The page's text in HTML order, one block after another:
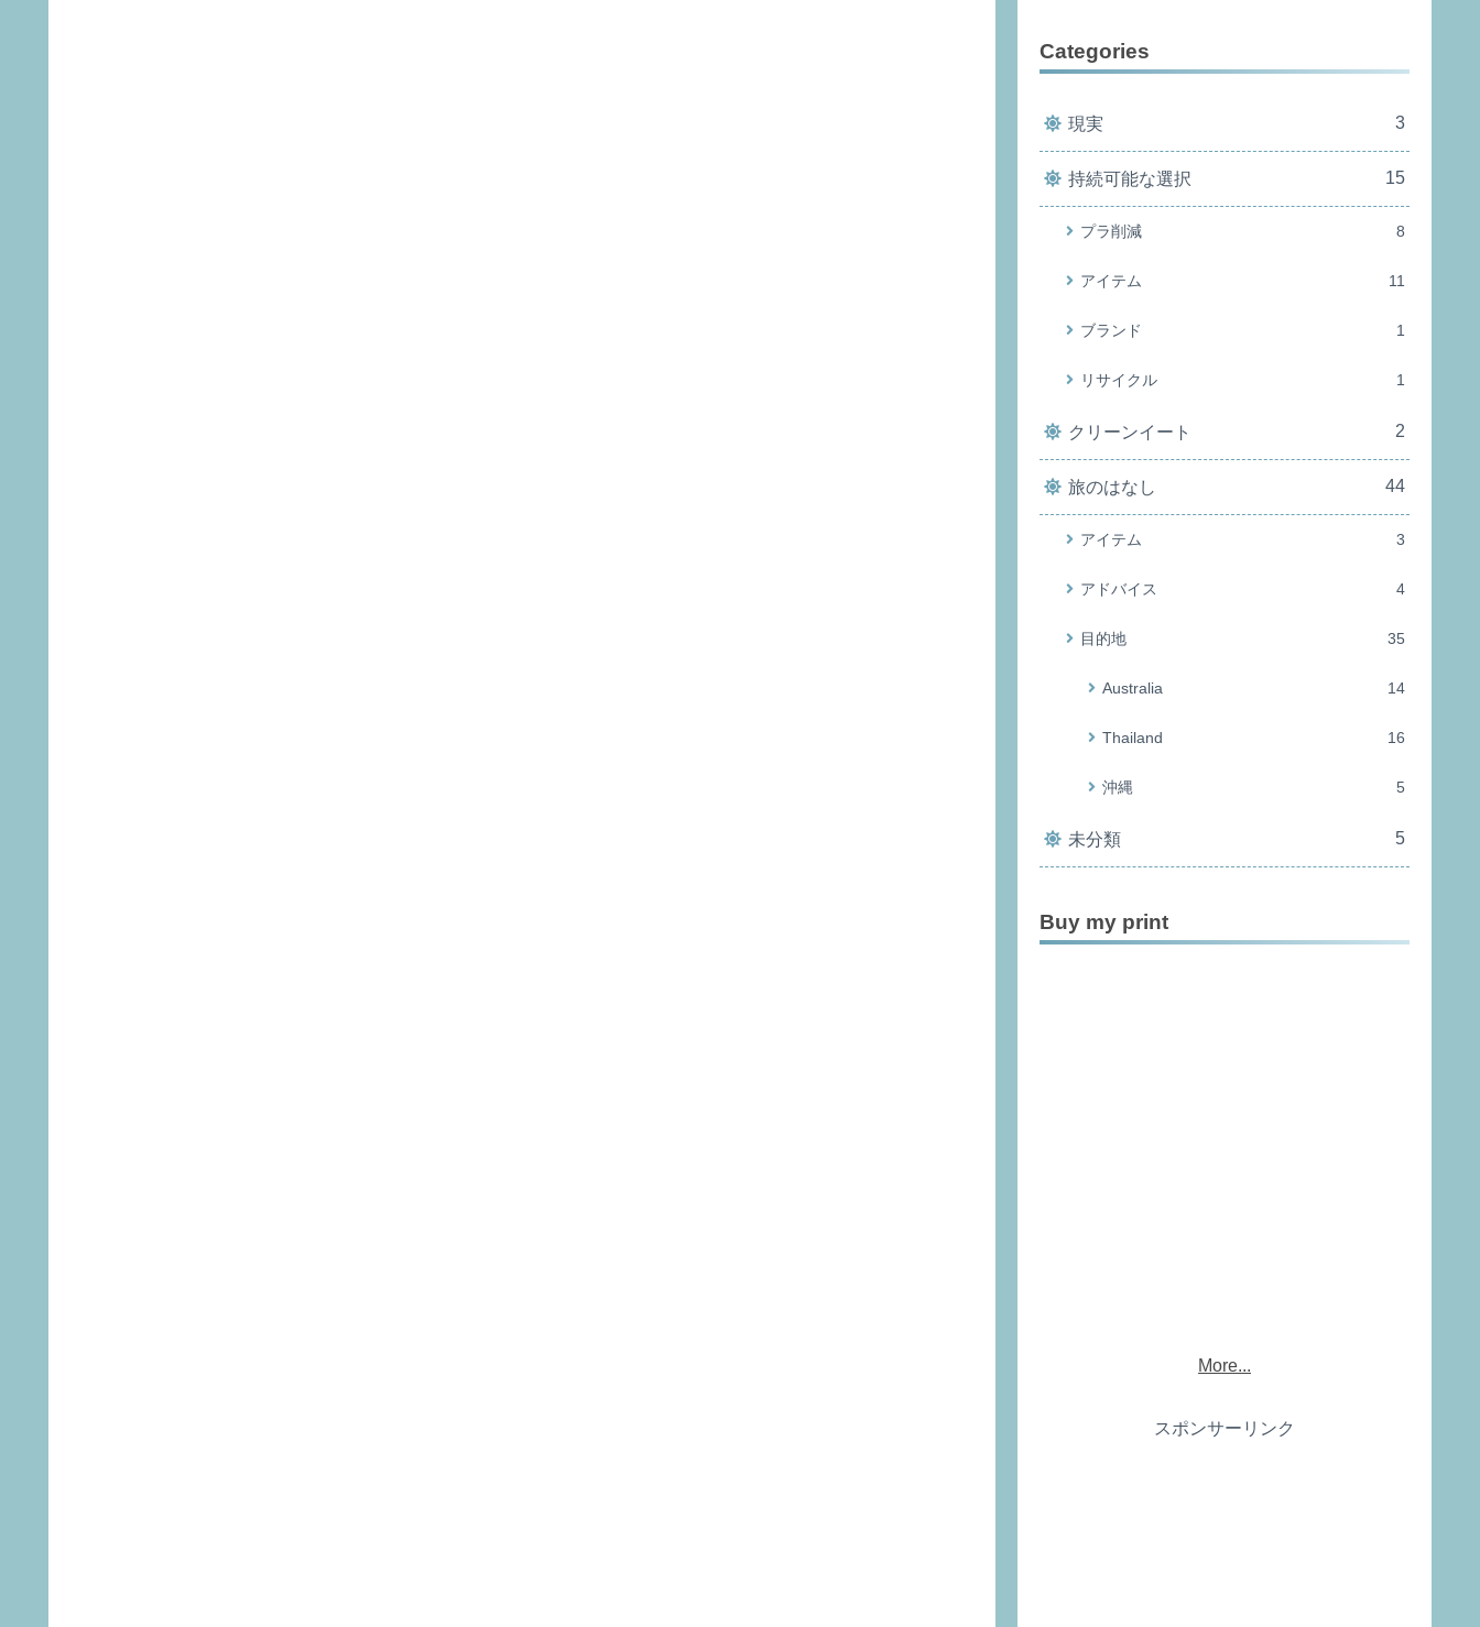
Categories
現実 3
持続可能な選択 15
プラ削減 8
アイテム 11
ブランド 1
リサイクル 1
クリーンイート 2
旅のはなし 44
アイテム 3
アドバイス 4
目的地 35
Australia 14
Thailand 16
沖縄 5
未分類 5
Buy my print
More...
スポンサーリンク